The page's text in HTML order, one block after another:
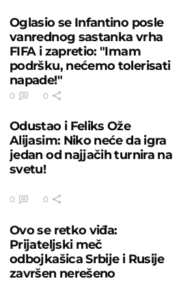
Oglasio se Infantino posle
vanrednog sastanka vrha
FIFA i zapretio: "Imam
podršku, nećemo tolerisati
napade!"
0 0
Odustao i Feliks Ože
Alijasim: Niko neće da igra
jedan od najjačih turnira na
svetu!
0 0
Ovo se retko viđa:
Prijateljski meč
odbojkašica Srbije i Rusije
završen nerešeno